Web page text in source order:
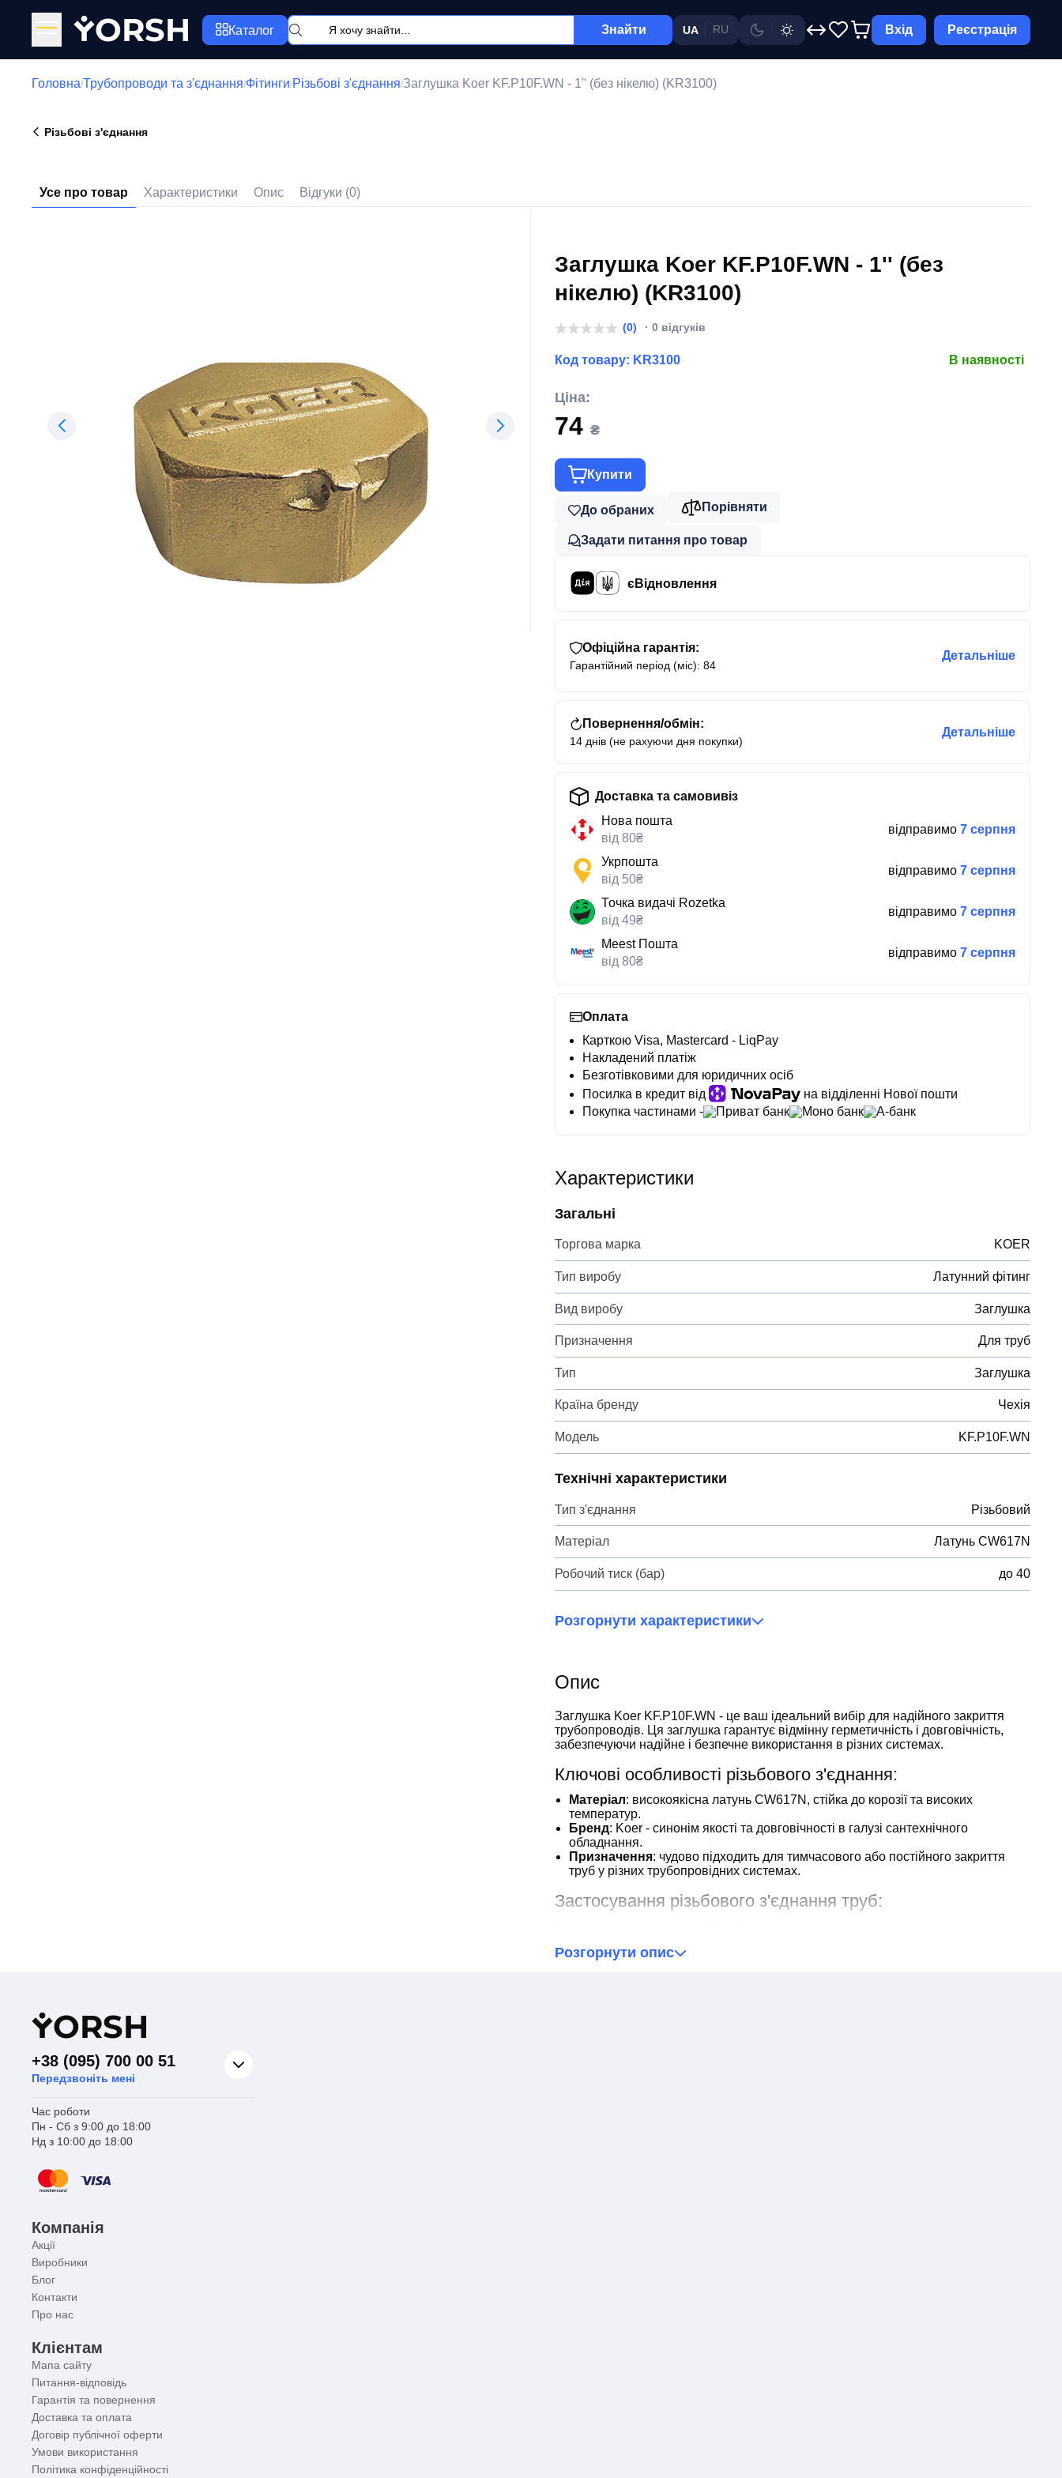
YORSH Каталог Знайти UA RU Вхід Реєстрація
Головна/Трубопроводи та з'єднання/Фітинги/Різьбові з'єднання/Заглушка Koer KF.P10F.WN - 1'' (без нікелю) (KR3100)
Різьбові з'єднання
Усе про товар Характеристики Опис Відгуки (0)
Заглушка Koer KF.P10F.WN - 1'' (без
нікелю) (KR3100)
(0) · 0 відгуків
Код товару: KR3100 В наявності
Ціна:
74 ₴
Купити
До обраних Порівняти
Задати питання про товар
єВідновлення
Офіційна гарантія:
Гарантійний період (міс): 84
Детальніше
Повернення/обмін:
14 днів (не рахуючи дня покупки)
Детальніше
Доставка та самовивіз
Нова пошта
від 80₴
відправимо 7 серпня
Укрпошта
від 50₴
відправимо 7 серпня
Точка видачі Rozetka
від 49₴
відправимо 7 серпня
Meest Пошта
від 80₴
відправимо 7 серпня
Оплата
Карткою Visa, Mastercard - LiqPay
Накладений платіж
Безготівковими для юридичних осіб
Посилка в кредит від
на відділенні Нової пошти
Покупка частинами -
Приват банк Моно банк А-банк
Характеристики
Загальні
Торгова марка KOER
Тип виробу Латунний фітинг
Вид виробу Заглушка
Призначення Для труб
Тип Заглушка
Країна бренду Чехія
Модель KF.P10F.WN
Технічні характеристики
Тип з'єднання Різьбовий
Матеріал Латунь CW617N
Робочий тиск (бар) до 40
Розгорнути характеристики
Опис
Заглушка Koer KF.P10F.WN - це ваш ідеальний вибір для надійного закриття
трубопроводів. Ця заглушка гарантує відмінну герметичність і довговічність,
забезпечуючи надійне і безпечне використання в різних системах.
Ключові особливості різьбового з'єднання:
Матеріал: високоякісна латунь CW617N, стійка до корозії та високих
температур.
Бренд: Koer - синонім якості та довговічності в галузі сантехнічного
обладнання.
Призначення: чудово підходить для тимчасового або постійного закриття
труб у різних трубопровідних системах.
Застосування різьбового з'єднання труб:
Ідеально підходить для блокування потоку води або інших рідин у системах
Розгорнути опис
YORSH
+38 (095) 700 00 51
Передзвоніть мені
Час роботи
Пн - Сб з 9:00 до 18:00
Нд з 10:00 до 18:00
Компанія
Акції
Виробники
Блог
Контакти
Про нас
Клієнтам
Мапа сайту
Питання-відповідь
Гарантія та повернення
Доставка та оплата
Договір публічної оферти
Умови використання
Політика конфіденційності